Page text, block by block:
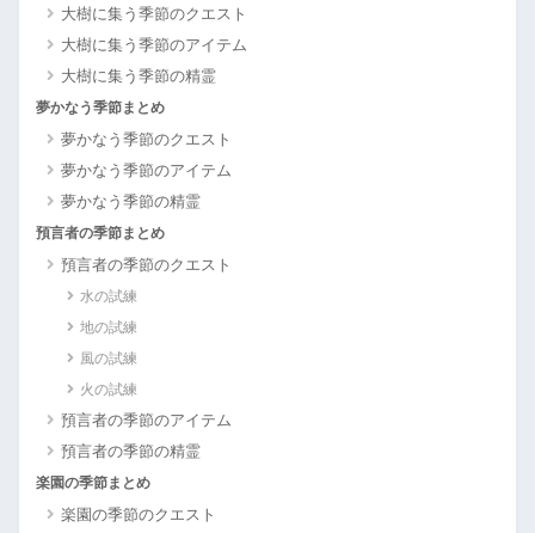
大樹に集う季節のクエスト
大樹に集う季節のアイテム
大樹に集う季節の精霊
夢かなう季節まとめ
夢かなう季節のクエスト
夢かなう季節のアイテム
夢かなう季節の精霊
預言者の季節まとめ
預言者の季節のクエスト
水の試練
地の試練
風の試練
火の試練
預言者の季節のアイテム
預言者の季節の精霊
楽園の季節まとめ
楽園の季節のクエスト